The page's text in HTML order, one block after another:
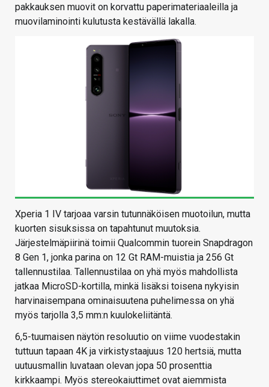
pakkauksen muovit on korvattu paperimateriaaleilla ja
muovilaminointi kulutusta kestävällä lakalla.
Xperia 1 IV tarjoaa varsin tutunnäköisen muotoilun, mutta
kuorten sisuksissa on tapahtunut muutoksia.
Järjestelmäpiirinä toimii Qualcommin tuorein Snapdragon
8 Gen 1, jonka parina on 12 Gt RAM-muistia ja 256 Gt
tallennustilaa. Tallennustilaa on yhä myös mahdollista
jatkaa MicroSD-kortilla, minkä lisäksi toisena nykyisin
harvinaisempana ominaisuutena puhelimessa on yhä
myös tarjolla 3,5 mm:n kuulokeliitäntä.
6,5-tuumaisen näytön resoluutio on viime vuodestakin
tuttuun tapaan 4K ja virkistystaajuus 120 hertsiä, mutta
uutuusmallin luvataan olevan jopa 50 prosenttia
kirkkaampi. Myös stereokaiuttimet ovat aiemmista